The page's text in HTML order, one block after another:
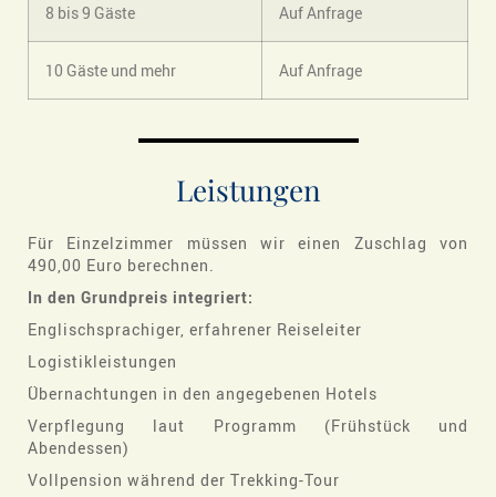
8 bis 9 Gäste Auf Anfrage
10 Gäste und mehr Auf Anfrage
Leistungen
Für Einzelzimmer müssen wir einen Zuschlag von
490,00 Euro berechnen.
In den Grundpreis integriert:
Englischsprachiger, erfahrener Reiseleiter
Logistikleistungen
Übernachtungen in den angegebenen Hotels
Verpflegung laut Programm (Frühstück und
Abendessen)
Vollpension während der Trekking-Tour